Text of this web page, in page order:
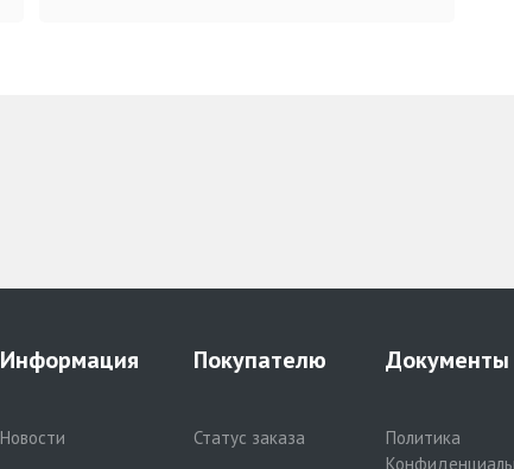
Информация
Новости
Покупателю
Статус заказа
Документы
Политика